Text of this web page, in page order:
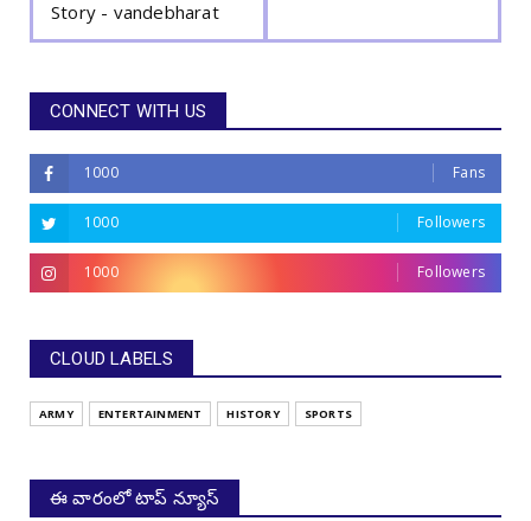
Story - vandebharat
CONNECT WITH US
1000 Fans
1000 Followers
1000 Followers
CLOUD LABELS
ARMY ENTERTAINMENT HISTORY SPORTS
ఈ వారంలో టాప్ న్యూస్